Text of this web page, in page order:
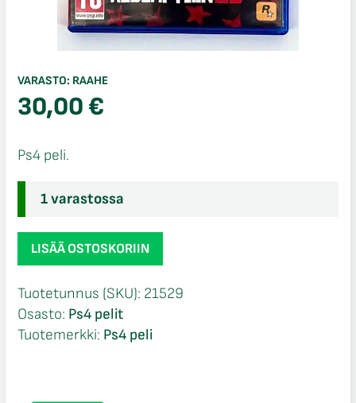
VARASTO: RAAHE
30,00€
Ps4 peli.
1 varastossa
Red
Dead
2
Ps4
määrä
LISÄÄ OSTOSKORIIN
Tuotetunnus (SKU): 21529
Osasto: Ps4 pelit
Tuotemerkki: Ps4 peli